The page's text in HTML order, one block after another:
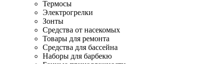
Термосы
Электрогрелки
Зонты
Средства от насекомых
Товары для ремонта
Средства для бассейна
Наборы для барбекю